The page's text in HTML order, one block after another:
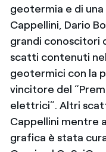
geotermia e di una
Cappellini, Dario
grandi conoscitori
scatti contenuti
geotermici con la
vincitore del
elettrici”. Altri
Cappellini mentre
grafica è stata